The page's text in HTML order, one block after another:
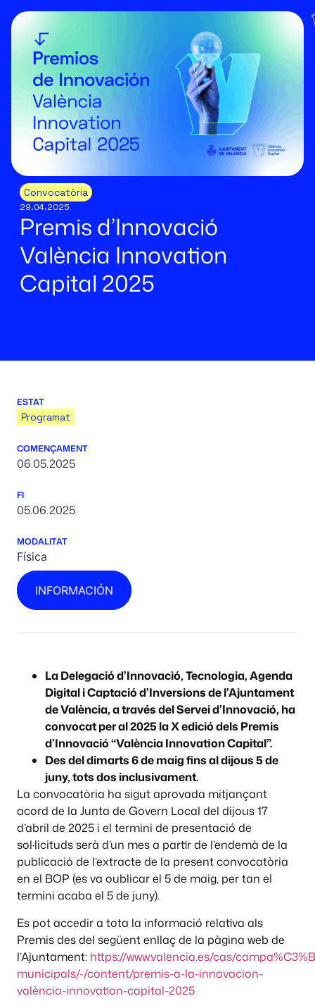
Convocatòria
29.04.2025
Premis d’Innovació
València Innovation
Capital 2025
ESTAT
Programat
COMENÇAMENT
06.05.2025
FI
05.06.2025
MODALITAT
Física
INFORMACIÓN
La Delegació d’Innovació, Tecnologia, Agenda
Digital i Captació d’Inversions de l’Ajuntament
de València, a través del Servei d’Innovació, ha
convocat per al 2025 la X edició dels Premis
d’Innovació “València Innovation Capital”.
Des del dimarts 6 de maig fins al dijous 5 de
juny, tots dos inclusivament.
La convocatòria ha sigut aprovada mitjançant
acord de la Junta de Govern Local del dijous 17
d’abril de 2025 i el termini de presentació de
sol·licituds serà d’un mes a partir de l’endemà de la
publicació de l’extracte de la present convocatòria
en el BOP (es va oublicar el 5 de maig, per tan el
termini acaba el 5 de juny).
Es pot accedir a tota la informació relativa als
Premis des del següent enllaç de la pàgina web de
l’Ajuntament: https://www.valencia.es/cas/
municipals/-/content/premis-a-la-innovacion-
valència-innovation-capital-2025